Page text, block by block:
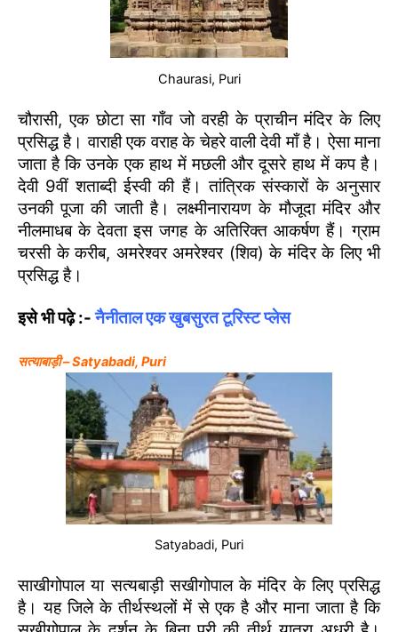
Chaurasi, Puri
चौरासी, एक छोटा सा गाँव जो वरही के प्राचीन मंदिर के लिए
प्रसिद्ध है। वाराही एक वराह के चेहरे वाली देवी माँ है। ऐसा माना
जाता है कि उनके एक हाथ में मछली और दूसरे हाथ में कप है।
देवी 9वीं शताब्दी ईस्वी की हैं। तांत्रिक संस्कारों के अनुसार
उनकी पूजा की जाती है। लक्ष्मीनारायण के मौजूदा मंदिर और
नीलमाधब के देवता इस जगह के अतिरिक्त आकर्षण हैं। ग्राम
चरसी के करीब, अमरेश्वर अमरेश्वर (शिव) के मंदिर के लिए भी
प्रसिद्ध है।
इसे भी पढ़े :-नैनीताल एक खुबसुरत टूरिस्ट प्लेस
सत्याबाड़ी –Satyabadi, Puri
Satyabadi, Puri
साखीगोपाल या सत्यबाड़ी सखीगोपाल के मंदिर के लिए प्रसिद्ध
है। यह जिले के तीर्थस्थलों में से एक है और माना जाता है कि